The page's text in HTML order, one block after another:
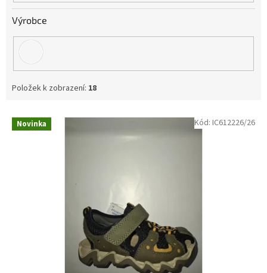
Výrobce
Položek k zobrazení: 18
V Novinka Kód: IC612226/26